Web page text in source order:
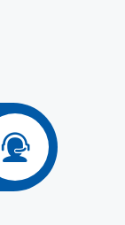
